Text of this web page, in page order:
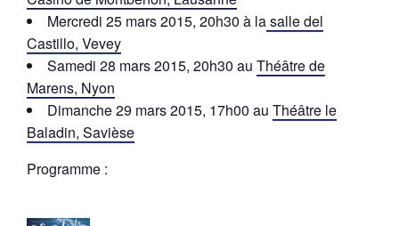
Mercredi 25 mars 2015, 20h30 à lasalle del
Castillo, Vevey
Samedi 28 mars 2015, 20h30 au Théâtre de
Marens, Nyon
Dimanche 29 mars 2015, 17h00 au Théâtre le
Baladin, Savièse
Programme :